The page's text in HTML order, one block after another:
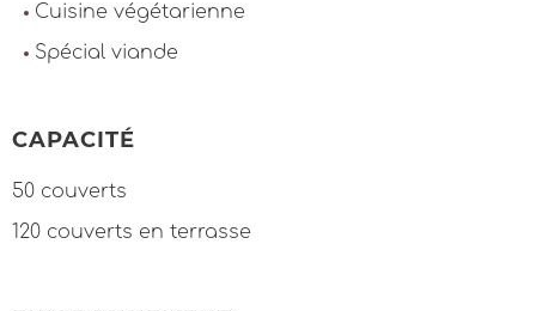
Cuisine végétarienne
Spécial viande
CAPACITÉ
50 couverts
120 couverts en terrasse